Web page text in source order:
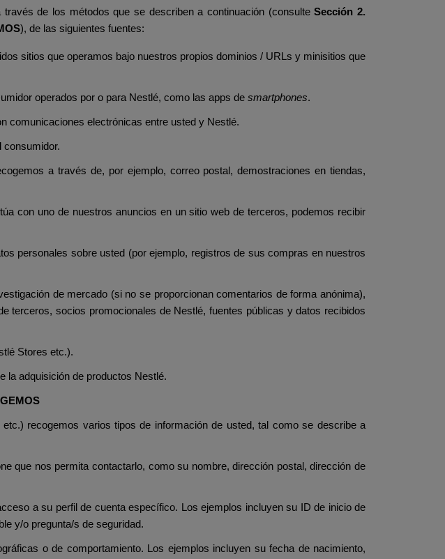
de los métodos que se describen a continuación (consulteSección2.
), de las siguientes fuentes:
sitios que operamos bajo nuestros propios dominios / URLs y minisitios que
operados por o para Nestlé, como las apps de smartphones.
comunicaciones electrónicas entre usted y Nestlé.
consumidor.
a través de, por ejemplo, correo postal, demostraciones en tiendas,
con uno de nuestros anuncios en un sitio web de terceros, podemos recibir
personales sobre usted (por ejemplo, registros de sus compras en nuestros
de mercado (si no se proporcionan comentarios de forma anónima),
terceros, socios promocionales de Nestlé, fuentes públicas y datos recibidos
Stores etc.).
la adquisición de productos Nestlé.
recogemos varios tipos de información de usted, tal como se describe a
que nos permita contactarlo, como su nombre, dirección postal, dirección de
a su perfil de cuenta específico. Los ejemplos incluyen su ID de inicio de
y/o pregunta/s de seguridad.
o de comportamiento. Los ejemplos incluyen su fecha de nacimiento,